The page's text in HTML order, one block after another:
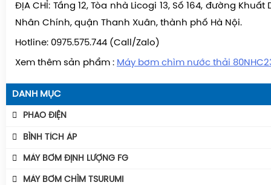
ĐỊA CHỈ: Tầng 12, Tòa nhà Licogi 13, Số 164, đường
Nhân Chính, quận Thanh Xuân, thành phố Hà Nội.
Hotline: 0975.575.744 (Call/Zalo)
Xem thêm sản phẩm : Máy bơm chìm nước thải
DANH MỤC
PHAO ĐIỆN
Phao Báo Mức
Phao Điện Tecno- Italy
BÌNH TÍCH ÁP
Bình Tích Áp Aquafill
Bình Tích Áp VAREM
MÁY BƠM ĐỊNH LƯỢNG FG
MÁY BƠM CHÌM TSURUMI